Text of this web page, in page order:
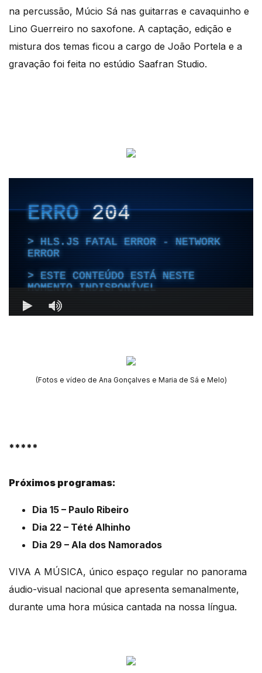
na percussão, Múcio Sá nas guitarras e cavaquinho e
Lino Guerreiro no saxofone. A captação, edição e
mistura dos temas ficou a cargo de João Portela e a
gravação foi feita no estúdio Saafran Studio.
(Fotos e vídeo de Ana Gonçalves e Maria de Sá e Melo)
*****
Próximos programas:
Dia 15 – Paulo Ribeiro
Dia 22 – Tété Alhinho
Dia 29 – Ala dos Namorados
VIVA A MÚSICA, único espaço regular no panorama
áudio-visual nacional que apresenta semanalmente,
durante uma hora música cantada na nossa língua.